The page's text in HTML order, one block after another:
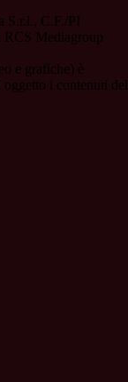
S.r.l., C.F./PI
RCS Mediagroup
e grafiche) è
oggetto i contenuti del